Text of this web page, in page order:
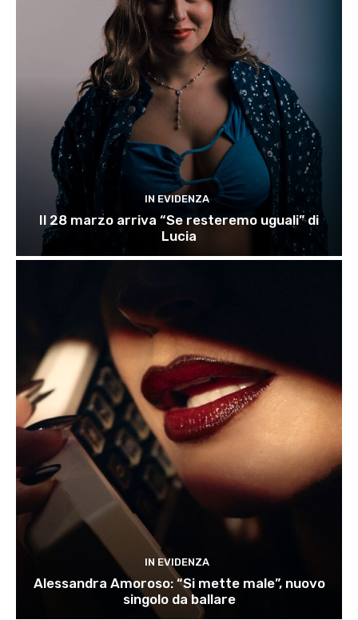
IN EVIDENZA
Il 28 marzo arriva “Se resteremo uguali” di
Lucia
IN EVIDENZA
Alessandra Amoroso: “Si mette male”, nuovo
singolo da ballare